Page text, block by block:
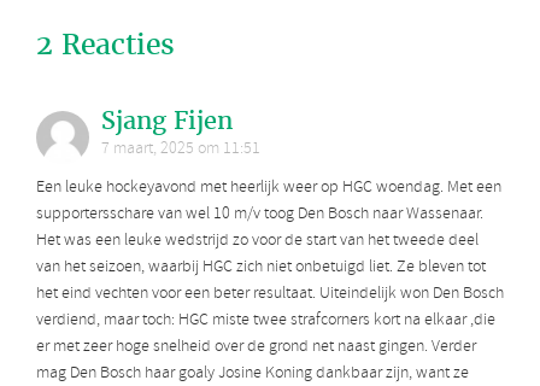
2 Reacties
Sjang Fijen
7 maart, 2025 om 11:51
Een leuke hockeyavond met heerlijk weer op HGC woendag. Met een
supportersschare van wel 10 m/v toog Den Bosch naar Wassenaar.
Het was een leuke wedstrijd zo voor de start van het tweede deel
van het seizoen, waarbij HGC zich niet onbetuigd liet. Ze bleven tot
het eind vechten voor een beter resultaat. Uiteindelijk won Den Bosch
verdiend, maar toch: HGC miste twee strafcorners kort na elkaar ,die
er met zeer hoge snelheid over de grond net naast gingen. Verder
mag Den Bosch haar goaly Josine Koning dankbaar zijn, want ze